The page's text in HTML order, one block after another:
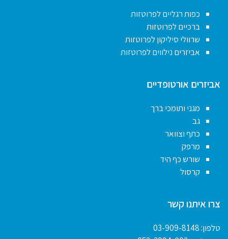
כפות רגליים לפרוטזות
ברכיים לפרוטזות
שרוולי סיליקון לפרוטזות
אביזרים נילווים לפרוטזות
אביזרים אורטופדיים
מגני ותומכי ברך
גב
כתף וצוואר
מרפק
שורש כף היד
קרסול
צרו איתנו קשר
טלפון:03-909-8148